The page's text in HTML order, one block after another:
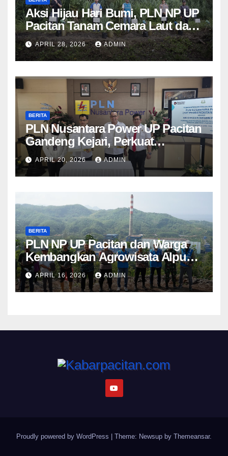
Aksi Hijau Hari Bumi, PLN NP UP
Pacitan Tanam Cemara Laut dan
Pandan
APRIL 28, 2026 ADMIN
BERITA
PLN Nusantara Power UP Pacitan
Gandeng Kejari, Perkuat
Penanganan Hukum Perdata dan
TUN
APRIL 20, 2026 ADMIN
BERITA
PLN NP UP Pacitan dan Warga
Kembangkan Agrowisata Alpukat
Berbasis Lingkungan di
Sudimoro
APRIL 16, 2026 ADMIN
Proudly powered by WordPress Theme: Newsup by Themeansar.